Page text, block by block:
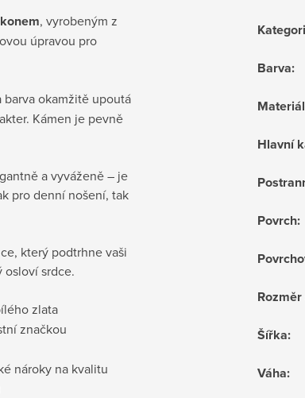
, vyrobeným z
úpravou pro
okamžitě upoutá
Kámen je pevně
a vyváženě – je
pro denní nošení, tak
který podtrhne vaši
osloví srdce.
zlata
značkou
nároky na kvalitu
Barva:
Materiál
Hlavní
Povrch:
Šířka:
Váha: